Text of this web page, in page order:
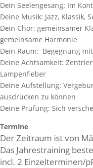
Dein Seelengesang: Im
Deine Musik: Jazz, Klassik,
Dein Chor: gemeinsamer
gemeinsame Harmonie
Dein Raum: Begegnung
Deine Achtsamkeit:
Lampenfieber
Deine Aufstellung:
ausdrücken zu können
Deine Prüfung: Sich
Termine
Der Zeitraum ist von
Das Jahrestraining
incl. 2 Einzelterminen/